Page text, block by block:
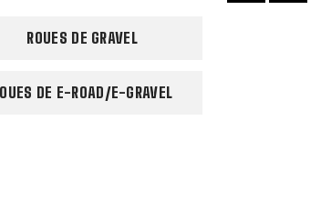
ROUES DE GRAVEL
DE E-ROAD/E-GRAVEL